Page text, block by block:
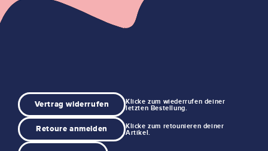
Klicke zum wiederrufen deiner
letzten Bestellung.
Vertrag widerrufen
Klicke zum retounieren deiner
Artikel.
Retoure anmelden